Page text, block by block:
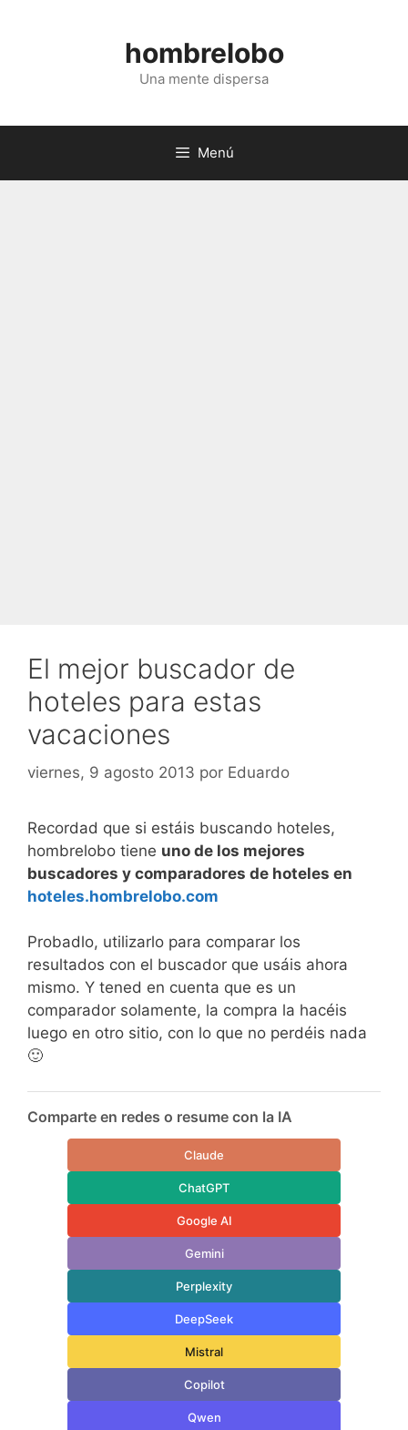
hombrelobo
Una mente dispersa
Menú
El mejor buscador de
hoteles para estas
vacaciones
viernes, 9 agosto 2013 por Eduardo
Recordad que si estáis buscando hoteles,
hombrelobo tiene uno de los mejores
buscadores y comparadores de hoteles en
hoteles.hombrelobo.com
Probadlo, utilizarlo para comparar los
resultados con el buscador que usáis ahora
mismo. Y tened en cuenta que es un
comparador solamente, la compra la hacéis
luego en otro sitio, con lo que no perdéis nada
🙂
Comparte en redes o resume con la IA
Claude
ChatGPT
Google AI
Gemini
Perplexity
DeepSeek
Mistral
Copilot
Qwen